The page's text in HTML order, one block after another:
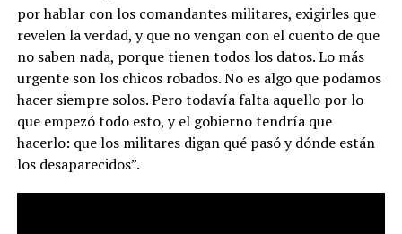
por hablar con los comandantes militares, exigirles que
revelen la verdad, y que no vengan con el cuento de que
no saben nada, porque tienen todos los datos. Lo más
urgente son los chicos robados. No es algo que podamos
hacer siempre solos. Pero todavía falta aquello por lo
que empezó todo esto, y el gobierno tendría que
hacerlo: que los militares digan qué pasó y dónde están
los desaparecidos”.